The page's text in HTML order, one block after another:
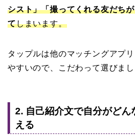
シスト」「撮ってくれる友だち
てしまいます。
タップルは他のマッチングアプ
やすいので、こだわって選びまし
2. 自己紹介文で自分がどん
える